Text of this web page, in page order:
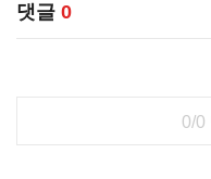
댓글 0
0/0